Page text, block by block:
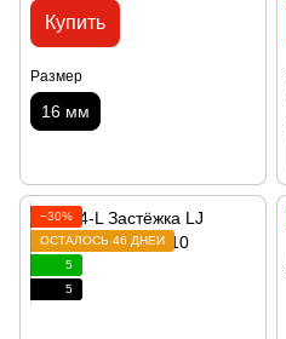
Купить
Размер
16 мм
−30%
ОСТАЛОСЬ 46 ДНЕЙ
5
5